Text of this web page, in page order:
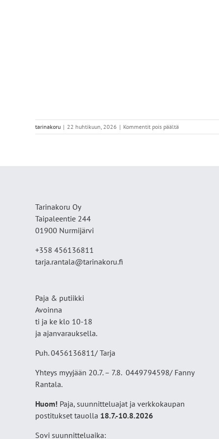
tarinakoru | 22 huhtikuun, 2026 | Kommentit pois päältä
IMG_7346
Tarinakoru Oy
Taipaleentie 244
01900 Nurmijärvi
+358 456136811
tarja.rantala@tarinakoru.fi
Paja & putiikki
Avoinna
ti ja ke klo 10-18
ja ajanvarauksella.
Puh. 0456136811/ Tarja
Yhteys myyjään 20.7. – 7.8. 0449794598/ Fanny
Rantala.
Huom! Paja, suunnitteluajat ja verkkokaupan
postitukset tauolla 18.7.-10.8.2026
Sovi suunnitteluaika: